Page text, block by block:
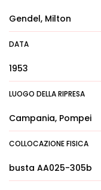
Gendel, Milton
DATA
1953
LUOGO DELLA RIPRESA
Campania, Pompei
COLLOCAZIONE FISICA
busta AA025-305b